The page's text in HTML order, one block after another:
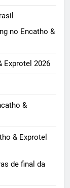
no Encatho &
Exprotel 2026
&
& Exprotel
de final da